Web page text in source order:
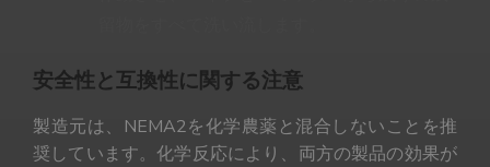
安全性と互換性に関する注意
製造元は、NEMA2を化学農薬と混合しないことを推
奨しています。化学反応により、両方の製品の効果が